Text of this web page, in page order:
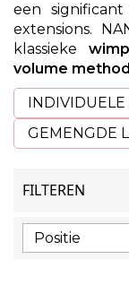
een
extensions.
klassieke
volume
INDIVIDUELE
GEMENGDE
FILTEREN